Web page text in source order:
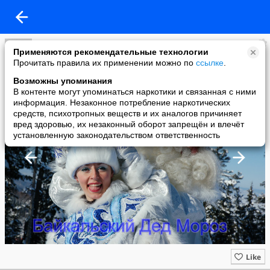
Применяются рекомендательные технологии
Прочитать правила их применении можно по ссылке
Возможны упоминания
В контенте могут упоминаться наркотики и связанная с ними
информация. Незаконное потребление наркотических
средств, психотропных веществ и их аналогов причиняет
вред здоровью, их незаконный оборот запрещён и влечёт
установленную законодательством ответственность
Дед Мороз и Снегурочка!!!
added a photo
02 Sep в 17:39
Like